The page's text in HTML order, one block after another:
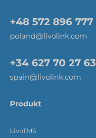
+48 572 896 777
poland@livolink.com
+34 627 70 27 63
spain@livolink.com
Produkt
LivoTMS